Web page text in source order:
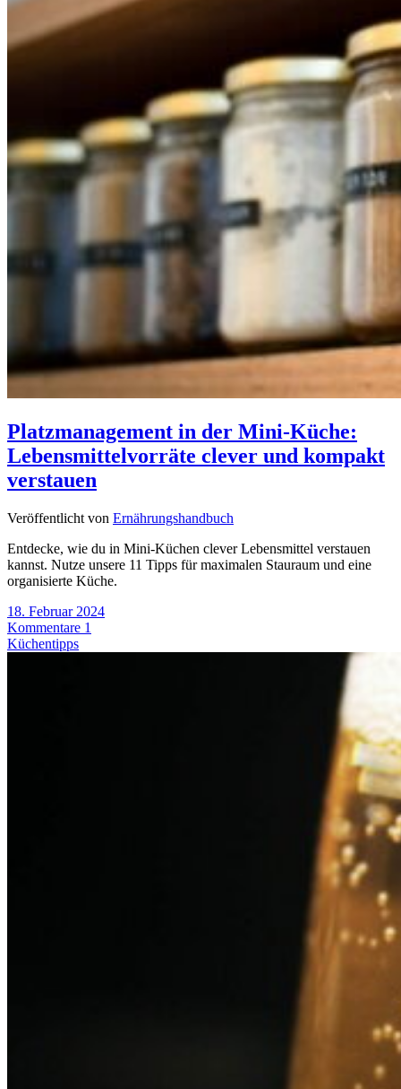
Platzmanagement in der Mini-Küche:
Lebensmittelvorräte clever und kompakt
verstauen
Veröffentlicht von Ernährungshandbuch
Entdecke, wie du in Mini-Küchen clever Lebensmittel verstauen
kannst. Nutze unsere 11 Tipps für maximalen Stauraum und eine
organisierte Küche.
18. Februar 2024
Kommentare 1
Küchentipps